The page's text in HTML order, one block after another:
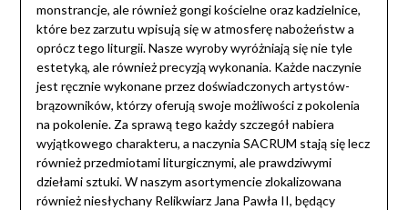
monstrancje, ale również gongi kościelne oraz kadzielnice,
które bez zarzutu wpisują się w atmosferę nabożeństw a
oprócz tego liturgii. Nasze wyroby wyróżniają się nie tyle
estetyką, ale również precyzją wykonania. Każde naczynie
jest ręcznie wykonane przez doświadczonych artystów-
brązowników, którzy oferują swoje możliwości z pokolenia
na pokolenie. Za sprawą tego każdy szczegół nabiera
wyjątkowego charakteru, a naczynia SACRUM stają się lecz
również przedmiotami liturgicznymi, ale prawdziwymi
dziełami sztuki. W naszym asortymencie zlokalizowana
również niesłychany Relikwiarz Jana Pawła II, będący